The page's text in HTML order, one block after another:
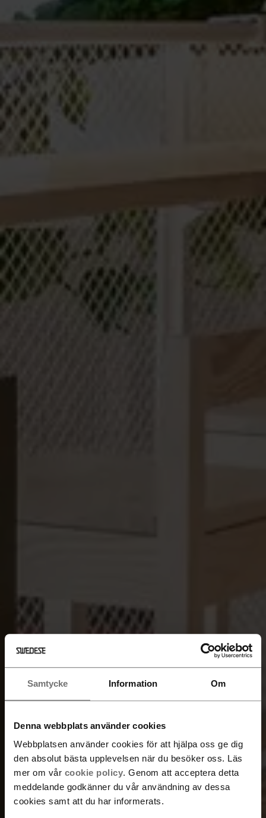
Samtycke Information Om
Denna webbplats använder cookies
Webbplatsen använder cookies för att hjälpa oss ge dig
den absolut bästa upplevelsen när du besöker oss. Läs
mer om vår cookie policy. Genom att acceptera detta
meddelande godkänner du vår användning av dessa
cookies samt att du har informerats.